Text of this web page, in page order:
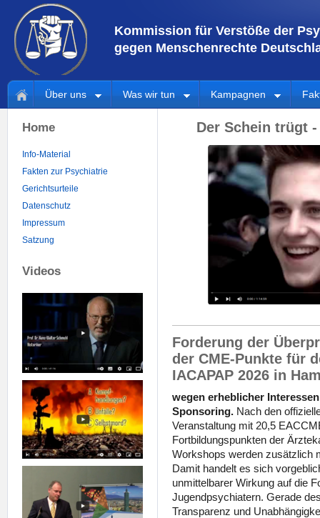
Kommission für Verstöße der
gegen Menschenrechte
Über uns Was wir tun Kampagnen
Home
Info-Material
Fakten zur Psychiatrie
Gerichtsurteile
Datenschutz
Impressum
Satzung
Videos
Der Schein trügt
Forderung der
der CME-Punkte für
IACAPAP 2026 in
wegen erheblicher
Sponsoring. Nach den
Veranstaltung mit 20,5
Fortbildungspunkten der
Workshops werden zusätzlich
Damit handelt es sich
unmittelbarer Wirkung auf die
Jugendpsychiatern. Gerade
Transparenz und